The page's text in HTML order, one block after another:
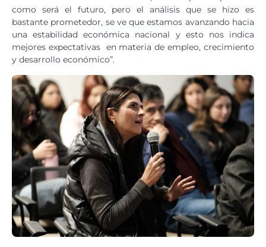
como será el futuro, pero el análisis que se hizo es
bastante prometedor, se ve que estamos avanzando hacia
una estabilidad económica nacional y esto nos indica
mejores expectativas en materia de empleo, crecimiento
y desarrollo económico”.